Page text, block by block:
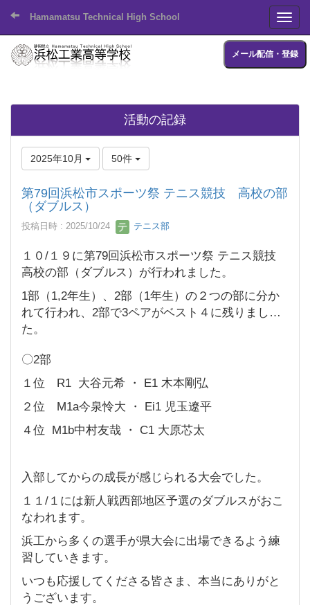
Hamamatsu Technical High School
メール配信・登録
活動の記録
2025年10月 50件
第79回浜松市スポーツ祭 テニス競技 高校の部
（ダブルス）
投稿日時 : 2025/10/24 テニス部
１０/１９に第79回浜松市スポーツ祭 テニス競技
高校の部（ダブルス）が行われました。
1部（1,2年生）、2部（1年生）の２つの部に分か
れて行われ、2部で3ペアがベスト４に残りまし
た。
〇2部
１位 R1 大谷元希 ・ E1 木本剛弘
２位 M1a今泉怜大 ・ Ei1 児玉遼平
４位 M1b中村友哉 ・ C1 大原芯太
入部してからの成長が感じられる大会でした。
１１/１には新人戦西部地区予選のダブルスがおこ
なわれます。
浜工から多くの選手が県大会に出場できるよう練
習していきます。
いつも応援してくださる皆さま、本当にありがと
うございます。